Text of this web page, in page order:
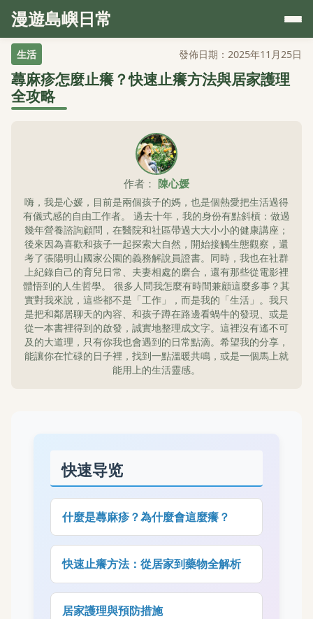
漫遊島嶼日常
生活 發佈日期：2025年11月25日
蕁麻疹怎麼止癢？快速止癢方法與居家護理
全攻略
作者： 陳心媛
嗨，我是心媛，目前是兩個孩子的媽，也是個熱愛把生活過得
有儀式感的自由工作者。 過去十年，我的身份有點斜槓：做過
幾年營養諮詢顧問，在醫院和社區帶過大大小小的健康講座；
後來因為喜歡和孩子一起探索大自然，開始接觸生態觀察，還
考了張陽明山國家公園的義務解說員證書。同時，我也在社群
上紀錄自己的育兒日常、夫妻相處的磨合，還有那些從電影裡
體悟到的人生哲學。 很多人問我怎麼有時間兼顧這麼多事？其
實對我來說，這些都不是「工作」，而是我的「生活」。我只
是把和鄰居聊天的內容、和孩子蹲在路邊看蝸牛的發現、或是
從一本書裡得到的啟發，誠實地整理成文字。這裡沒有遙不可
及的大道理，只有你我也會遇到的日常點滴。希望我的分享，
能讓你在忙碌的日子裡，找到一點溫暖共鳴，或是一個馬上就
能用上的生活靈感。
快速导览
什麼是蕁麻疹？為什麼會這麼癢？
快速止癢方法：從居家到藥物全解析
居家護理與預防措施